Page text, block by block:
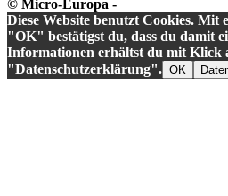
© Micro-Europa -
Diese Website benutzt Cookies.
"OK" bestätigst du, dass du damit
Informationen erhältst du mit Klick
"Datenschutzerklärung". OK